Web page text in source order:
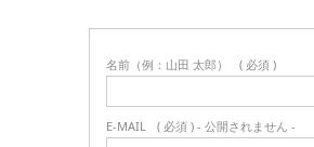
名前（例：山田 太郎） ( 必須 )
E-MAIL ( 必須 ) - 公開されません -